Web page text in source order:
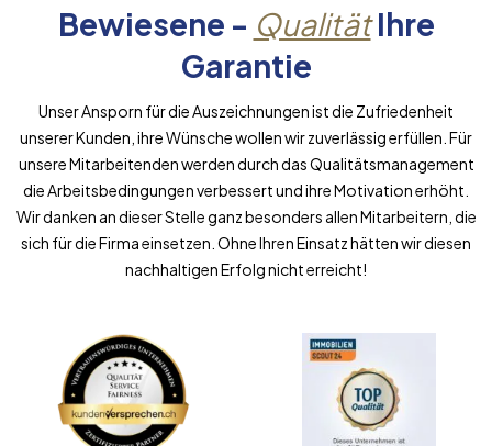
Bewiesene - QualitätIhre
Garantie
Unser Ansporn für die Auszeichnungen ist die Zufriedenheit
unserer Kunden, ihre Wünsche wollen wir zuverlässig erfüllen. Für
unsere Mitarbeitenden werden durch das Qualitätsmanagement
die Arbeitsbedingungen verbessert und ihre Motivation erhöht.
Wir danken an dieser Stelle ganz besonders allen Mitarbeitern, die
sich für die Firma einsetzen. Ohne Ihren Einsatz hätten wir diesen
nachhaltigen Erfolg nicht erreicht!